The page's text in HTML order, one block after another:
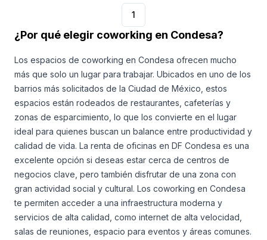
tina de hielo, sauna y jacuzzi, logrando el equilibrio
ideal entre bienestar y productividad.
1
¿Por qué elegir coworking en Condesa?
Los espacios de coworking en Condesa ofrecen mucho
más que solo un lugar para trabajar. Ubicados en uno de los
barrios más solicitados de la Ciudad de México, estos
espacios están rodeados de restaurantes, cafeterías y
zonas de esparcimiento, lo que los convierte en el lugar
ideal para quienes buscan un balance entre productividad y
calidad de vida. La renta de oficinas en DF Condesa es una
excelente opción si deseas estar cerca de centros de
negocios clave, pero también disfrutar de una zona con
gran actividad social y cultural. Los coworking en Condesa
te permiten acceder a una infraestructura moderna y
servicios de alta calidad, como internet de alta velocidad,
salas de reuniones, espacio para eventos y áreas comunes.